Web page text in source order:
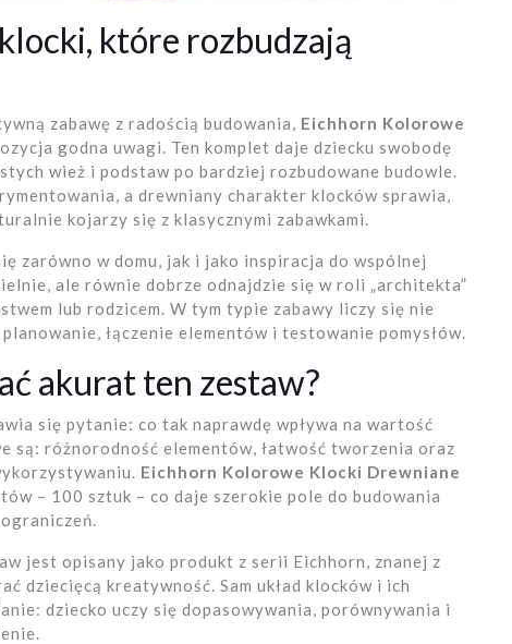
które rozbudzają
zabawę z radością budowania, Eichhorn Kolorowe
godna uwagi. Ten komplet daje dziecku swobodę
wież i podstaw po bardziej rozbudowane budowle.
a drewniany charakter klocków sprawia,
kojarzy się z klasycznymi zabawkami.
zarówno w domu, jak i jako inspiracja do wspólnej
ale równie dobrze odnajdzie się w roli „architekta”
lub rodzicem. W tym typie zabawy liczy się nie
łączenie elementów i testowanie pomysłów.
akurat ten zestaw?
się pytanie: co tak naprawdę wpływa na wartość
są: różnorodność elementów, łatwość tworzenia oraz
Eichhorn Kolorowe Klocki Drewniane
– 100 sztuk – co daje szerokie pole do budowania
jest opisany jako produkt z serii Eichhorn, znanej z
dziecięcą kreatywność. Sam układ klocków i ich
dziecko uczy się dopasowywania, porównywania i